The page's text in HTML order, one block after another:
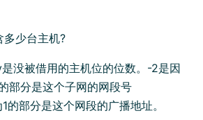
多少台主机?
没被借用的主机位的位数。-2是因
部分是这个子网的网段号
的部分是这个网段的广播地址。